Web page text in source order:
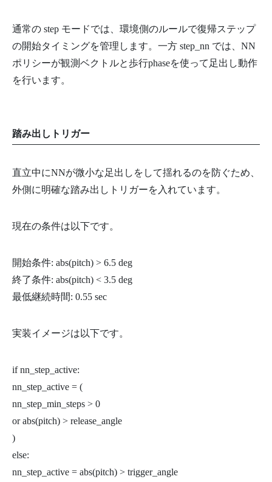
通常の step モードでは、環境側のルールで復帰ステップ
の開始タイミングを管理します。一方 step_nn では、NN
ポリシーが観測ベクトルと歩行phaseを使って足出し動作
を行います。
踏み出しトリガー
直立中にNNが微小な足出しをして揺れるのを防ぐため、
外側に明確な踏み出しトリガーを入れています。
現在の条件は以下です。
開始条件: abs(pitch) > 6.5 deg
終了条件: abs(pitch) < 3.5 deg
最低継続時間: 0.55 sec
実装イメージは以下です。
if nn_step_active:
nn_step_active = (
nn_step_min_steps > 0
or abs(pitch) > release_angle
)
else:
nn_step_active = abs(pitch) > trigger_angle